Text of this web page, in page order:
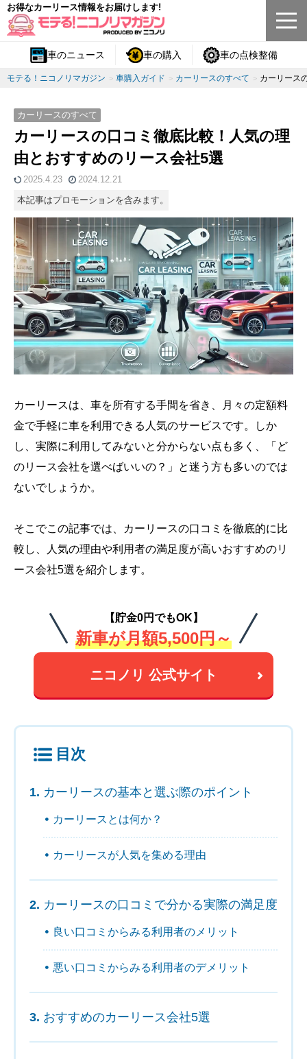
お得なカーリース情報をお届けします!
車のニュース 車の購入 車の点検整備
モテる！ニコノリマガジン 車購入ガイド カーリースのすべて カーリース
カーリースのすべて
カーリースの口コミ徹底比較！人気の理
由とおすすめのリース会社5選
2025.4.23
2024.12.21
本記事はプロモーションを含みます。
カーリースは、車を所有する手間を省き、月々の定額料
金で手軽に車を利用できる人気のサービスです。しか
し、実際に利用してみないと分からない点も多く、「ど
のリース会社を選べばいいの？」と迷う方も多いのでは
ないでしょうか。
そこでこの記事では、カーリースの口コミを徹底的に比
較し、人気の理由や利用者の満足度が高いおすすめのリ
ース会社5選を紹介します。
【貯金0円でもOK】
新車が月額5,500円～
ニコノリ 公式サイト
目次
カーリースの基本と選ぶ際のポイント
カーリースとは何か？
カーリースが人気を集める理由
カーリースの口コミで分かる実際の満足度
良い口コミからみる利用者のメリット
悪い口コミからみる利用者のデメリット
おすすめのカーリース会社5選